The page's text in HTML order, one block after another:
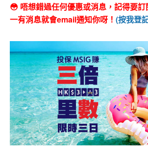
😳 唔想錯過任何優惠或消息，記得要訂
一有消息就會email通知你呀！ (按我登